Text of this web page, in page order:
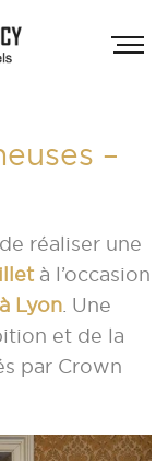
–
réaliser une
à l’occasion
Lyon. Une
et de la
par Crown